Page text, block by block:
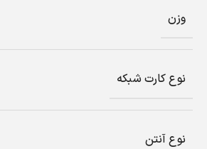
وزن
نوع کارت شبکه
نوع آنتن